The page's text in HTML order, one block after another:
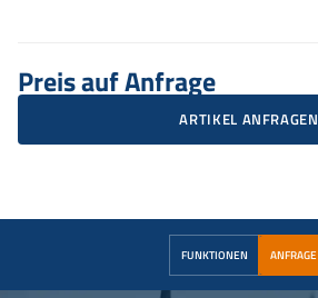
Preis auf Anfrage
ARTIKEL ANFRAGEN
FUNKTIONEN ANFRAGE